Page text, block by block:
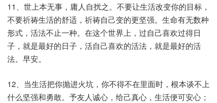
11、世上本无事，庸人自扰之。不要让生活改变你的目标，
不要祈祷生活的舒适，祈祷自己变的更坚强。生命有无数种
形式，活法不止一种。在这个世界上，过自己喜欢过得日
子，就是最好的日子，活自己喜欢的活法，就是最好的活
法。早安。
12、当生活把你抛进火坑，你不得不在里面时，根本谈不上
什么坚强和勇敢。予友人诚心，给己真心，生活便可安心；